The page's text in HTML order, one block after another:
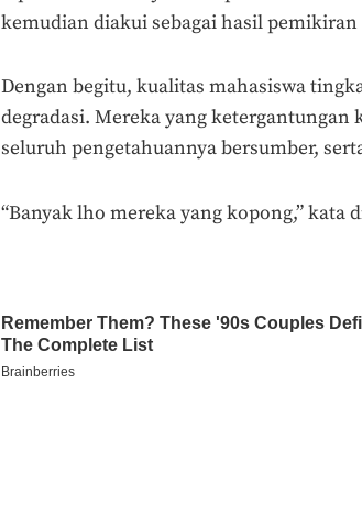
kemudian diakui sebagai hasil
Dengan begitu, kualitas mahasiswa
degradasi. Mereka yang
seluruh pengetahuannya bersumber,
“Banyak lho mereka yang kopong,” kata